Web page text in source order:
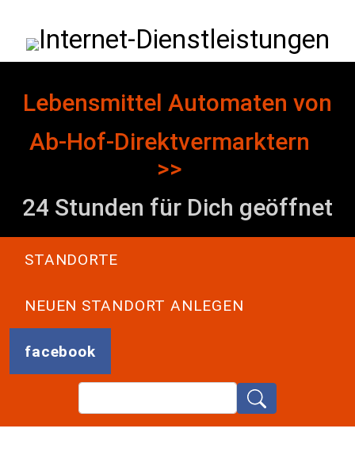
Internet-Dienstleistungen
Lebensmittel Automaten von
Ab-Hof-Direktvermarktern
>>
24 Stunden für Dich geöffnet
STANDORTE
NEUEN STANDORT ANLEGEN
facebook
Search